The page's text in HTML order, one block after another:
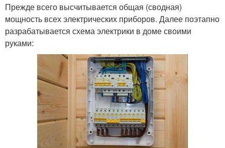
Прежде всего высчитывается общая (сводная)
мощность всех электрических приборов. Далее поэтапно
разрабатывается схема электрики в доме своими
руками: